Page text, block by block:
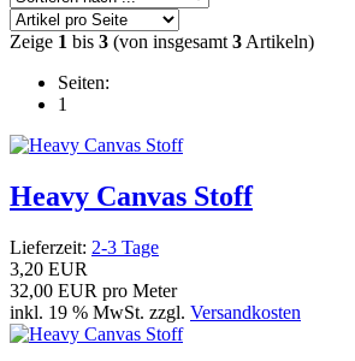
Zeige 1 bis 3 (von insgesamt 3 Artikeln)
Seiten:
1
Heavy Canvas Stoff
Lieferzeit: 2-3 Tage
3,20 EUR
32,00 EUR pro Meter
inkl. 19 % MwSt. zzgl. Versandkosten